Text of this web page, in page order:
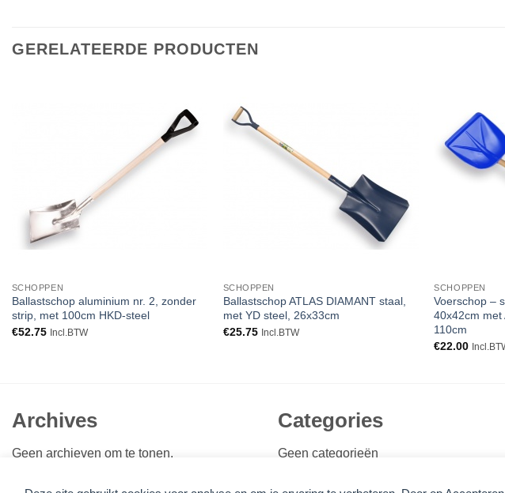
GERELATEERDE PRODUCTEN
Toevoegen
aan
verlanglijst
SCHOPPEN
Ballastschop aluminium nr. 2, zonder
strip, met 100cm HKD-steel
€52.75 Incl.BTW
SCHOPPEN
Ballastschop ATLAS DIAMANT staal,
met YD steel, 26x33cm
€25.75 Incl.BTW
SCHOPPEN
Voerschop –
40x42cm met
110cm
€22.00
Archives
Geen archieven om te tonen.
Categories
Geen categorieën